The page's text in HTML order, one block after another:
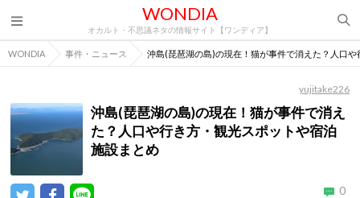
WONDIA
オカルト・不思議ネタの情報サイト【ワンディア】
WONDIA 事件・ニュース 沖島(琵琶湖の島)の現在！猫が事件で消えた？人口
yujitake226
沖島(琵琶湖の島)の現在！猫が事件で消え
た？人口や行き方・観光スポットや宿泊
施設まとめ
0